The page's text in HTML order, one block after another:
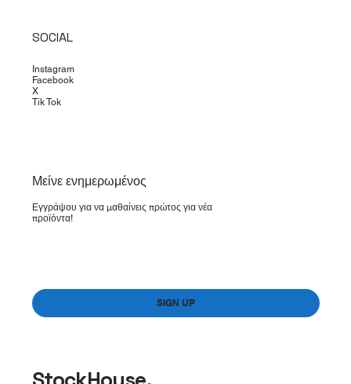
SOCIAL
Instagram
Facebook
X
Tik Tok
​Μείνε ενημερωμένος
Εγγράψου για να μαθαίνεις πρώτος για νέα
προϊόντα!
SIGN UP